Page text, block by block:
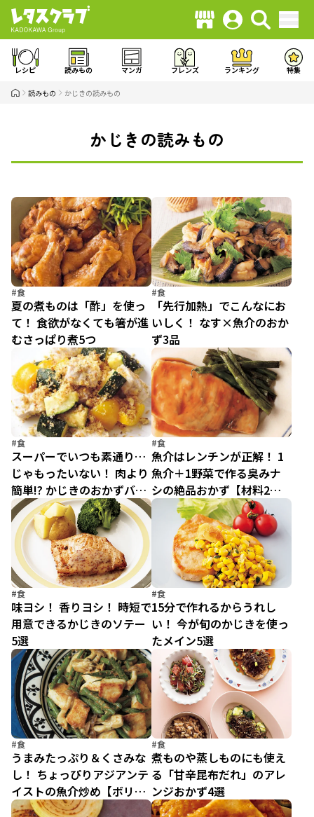
レシピ 読みもの マンガ フレンズ ランキング 特集
読みもの かじきの読みもの
かじきの読みもの
#食
夏の煮ものは「酢」を使っ
て！ 食欲がなくても箸が進
むさっぱり煮5つ
#食
「先行加熱」でこんなにお
いしく！ なす×魚介のおか
ず3品
#食
スーパーでいつも素通り…
じゃもったいない！ 肉より
簡単!? かじきのおかずバリ
エ
#食
魚介はレンチンが正解！ 1
魚介＋1野菜で作る臭みナ
シの絶品おかず【材料2つ
で充分おいしい(4)】
#食
味ヨシ！ 香りヨシ！ 時短で
用意できるかじきのソテー
5選
#食
15分で作れるからうれし
い！ 今が旬のかじきを使っ
たメイン5選
#食
うまみたっぷり＆くさみな
し！ ちょっぴりアジアンテ
イストの魚介炒め【ボリュ
ーム炒めが夏を救う(3)】
#食
煮ものや蒸しものにも使え
る「甘辛昆布だれ」のアレ
ンジおかず4選